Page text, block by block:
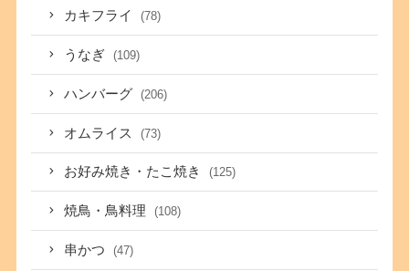
カキフライ (78)
うなぎ (109)
ハンバーグ (206)
オムライス (73)
お好み焼き・たこ焼き (125)
焼鳥・鳥料理 (108)
串かつ (47)